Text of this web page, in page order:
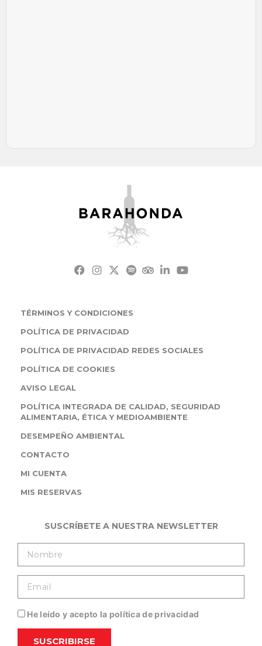
TÉRMINOS Y CONDICIONES
POLÍTICA DE PRIVACIDAD
POLÍTICA DE PRIVACIDAD REDES SOCIALES
POLÍTICA DE COOKIES
AVISO LEGAL
POLÍTICA INTEGRADA DE CALIDAD, SEGURIDAD
ALIMENTARIA, ÉTICA Y MEDIOAMBIENTE
DESEMPEÑO AMBIENTAL
CONTACTO
MI CUENTA
MIS RESERVAS
SUSCRÍBETE A NUESTRA NEWSLETTER
He leído y acepto la política de privacidad